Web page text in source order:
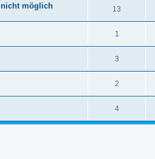
möglich 13
1
3
2
4